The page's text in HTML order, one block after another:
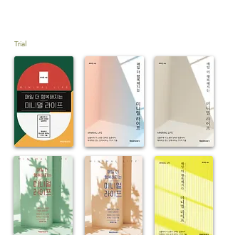
Trial